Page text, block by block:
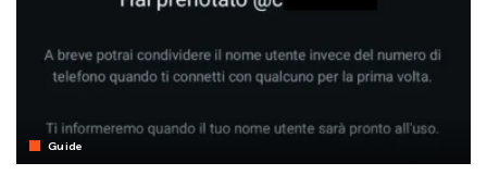
Guide